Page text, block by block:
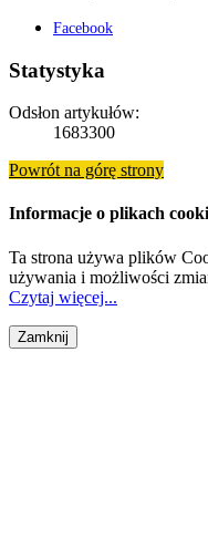
Facebook
Statystyka
Odsłon artykułów:
1683300
Powrót na górę strony
Informacje o plikach
Ta strona używa plików
używania i możliwości
Czytaj więcej...